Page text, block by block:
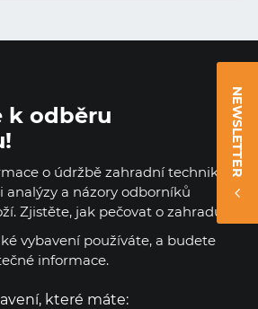
NEWSLETTER
k odběru
o údržbě zahradní techniky a
analýzy a názory odborníků
Zjistěte, jak pečovat o zahradu.
vybavení používáte, a budete
informace.
které máte: